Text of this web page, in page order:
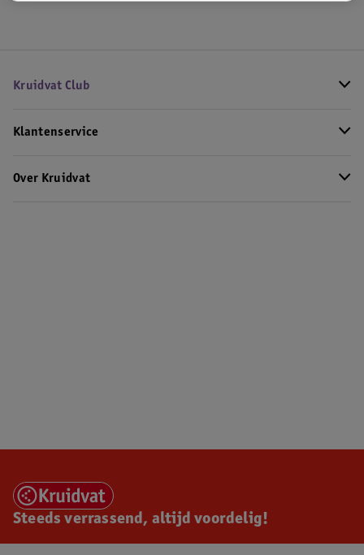
Kruidvat Club
Klantenservice
Over Kruidvat
Steeds verrassend, altijd voordelig!